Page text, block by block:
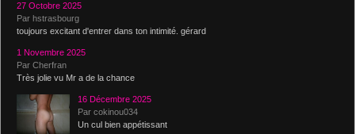
27 Octobre 2025
Par hstrasbourg
toujours excitant d'entrer dans ton intimité. gérard
1 Novembre 2025
Par Cherfran
Très jolie vu Mr a de la chance
16 Décembre 2025
Par cokinou034
Un cul bien appétissant